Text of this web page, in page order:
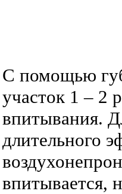
С помощью
участок 1 – 2
впитывания.
длительного
впитывается,